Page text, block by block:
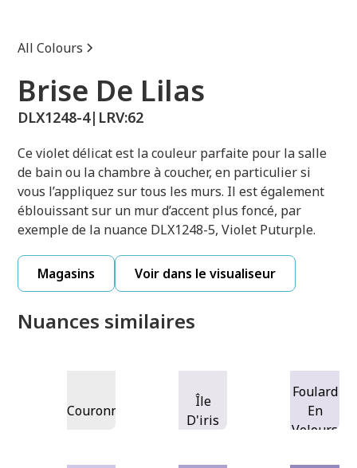
All Colours
Brise De Lilas
DLX1248-4| LRV:62
Ce violet délicat est la couleur parfaite pour la salle
de bain ou la chambre à coucher, en particulier si
vous l’appliquez sur tous les murs. Il est également
éblouissant sur un mur d’accent plus foncé, par
exemple de la nuance DLX1248-5, Violet Puturple.
Magasins Voir dans le visualiseur
Nuances similaires
Couronnement
Île
D'iris
Foulard
En
Velours